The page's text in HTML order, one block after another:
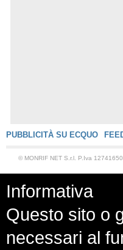
PUBBLICITÀ SU ECQUO
© MONRIF NET S.r.l. P.Iva
Informativa
Questo sito o
necessari al